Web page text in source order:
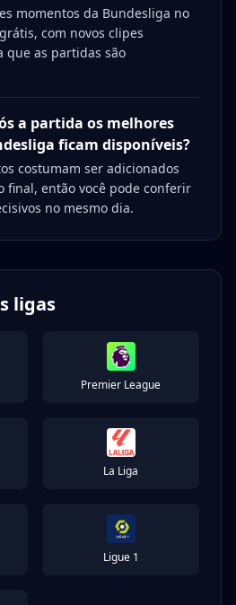
momentos da Bundesliga no
com novos clipes
que as partidas são
a partida os melhores
ficam disponíveis?
costumam ser adicionados
final, então você pode conferir
no mesmo dia.
ligas
Premier League
La Liga
Ligue 1